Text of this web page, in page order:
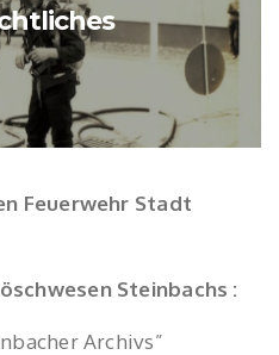
Feuerwehr Stadt
Steinbachs :
Archivs”